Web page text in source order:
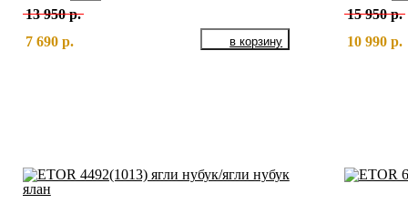
13 950 р.
7 690 р.
15 950 р.
10 990 р.